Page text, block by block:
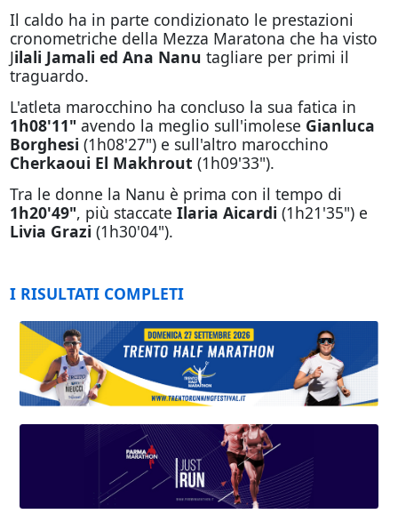
Il caldo ha in parte condizionato le prestazioni
cronometriche della Mezza Maratona che ha visto
Jilali Jamali ed Ana Nanu tagliare per primi il
traguardo.
L'atleta marocchino ha concluso la sua fatica in
1h08'11" avendo la meglio sull'imolese Gianluca
Borghesi (1h08'27") e sull'altro marocchino
Cherkaoui El Makhrout (1h09'33").
Tra le donne la Nanu è prima con il tempo di
1h20'49", più staccate Ilaria Aicardi (1h21'35") e
Livia Grazi (1h30'04").
I RISULTATI COMPLETI